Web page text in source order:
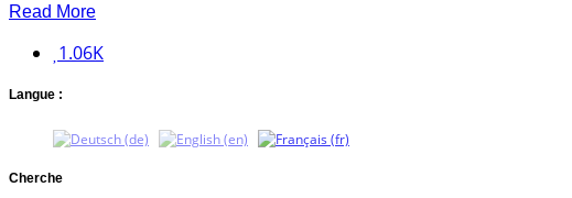
Read More
1.06K
Langue :
Cherche